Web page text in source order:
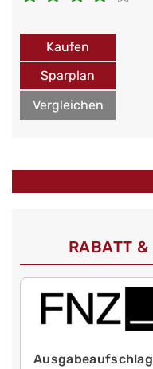
Kaufen
Sparplan
Vergleichen
RABATT
Ausgabeaufschlag